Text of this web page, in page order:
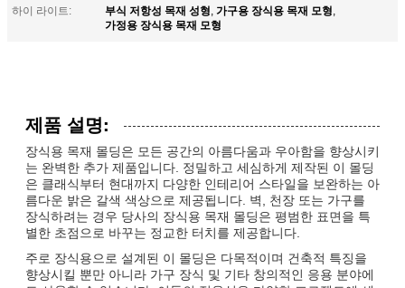
하이 라이트:
부식 저항성 목재 성형, 가구용 장식용 목재 모형,
가정용 장식용 목재 모형
제품 설명:
장식용 목재 몰딩은 모든 공간의 아름다움과 우아함을 향상시키
는 완벽한 추가 제품입니다. 정밀하고 세심하게 제작된 이 몰딩
은 클래식부터 현대까지 다양한 인테리어 스타일을 보완하는 아
름다운 밝은 갈색 색상으로 제공됩니다. 벽, 천장 또는 가구를
장식하려는 경우 당사의 장식용 목재 몰딩은 평범한 표면을 특
별한 초점으로 바꾸는 정교한 터치를 제공합니다.
주로 장식용으로 설계된 이 몰딩은 다목적이며 건축적 특징을
향상시킬 뿐만 아니라 가구 장식 및 기타 창의적인 응용 분야에